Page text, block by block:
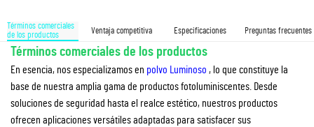
Términos comerciales
de los productos
Ventaja competitiva Especificaciones Preguntas frecuentes
Términos comerciales de los productos
En esencia, nos especializamos en polvo Luminoso , lo que constituye la
base de nuestra amplia gama de productos fotoluminiscentes. Desde
soluciones de seguridad hasta el realce estético, nuestros productos
ofrecen aplicaciones versátiles adaptadas para satisfacer sus